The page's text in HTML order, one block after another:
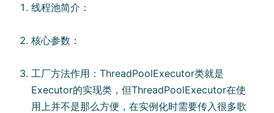
线程池简介：
核⼼参数：
⼯⼚⽅法作⽤：ThreadPoolExecutor类就是
Executor的实现类，但ThreadPoolExecutor在使
⽤上并不是那么⽅便，在实例化时需要传⼊很多歌